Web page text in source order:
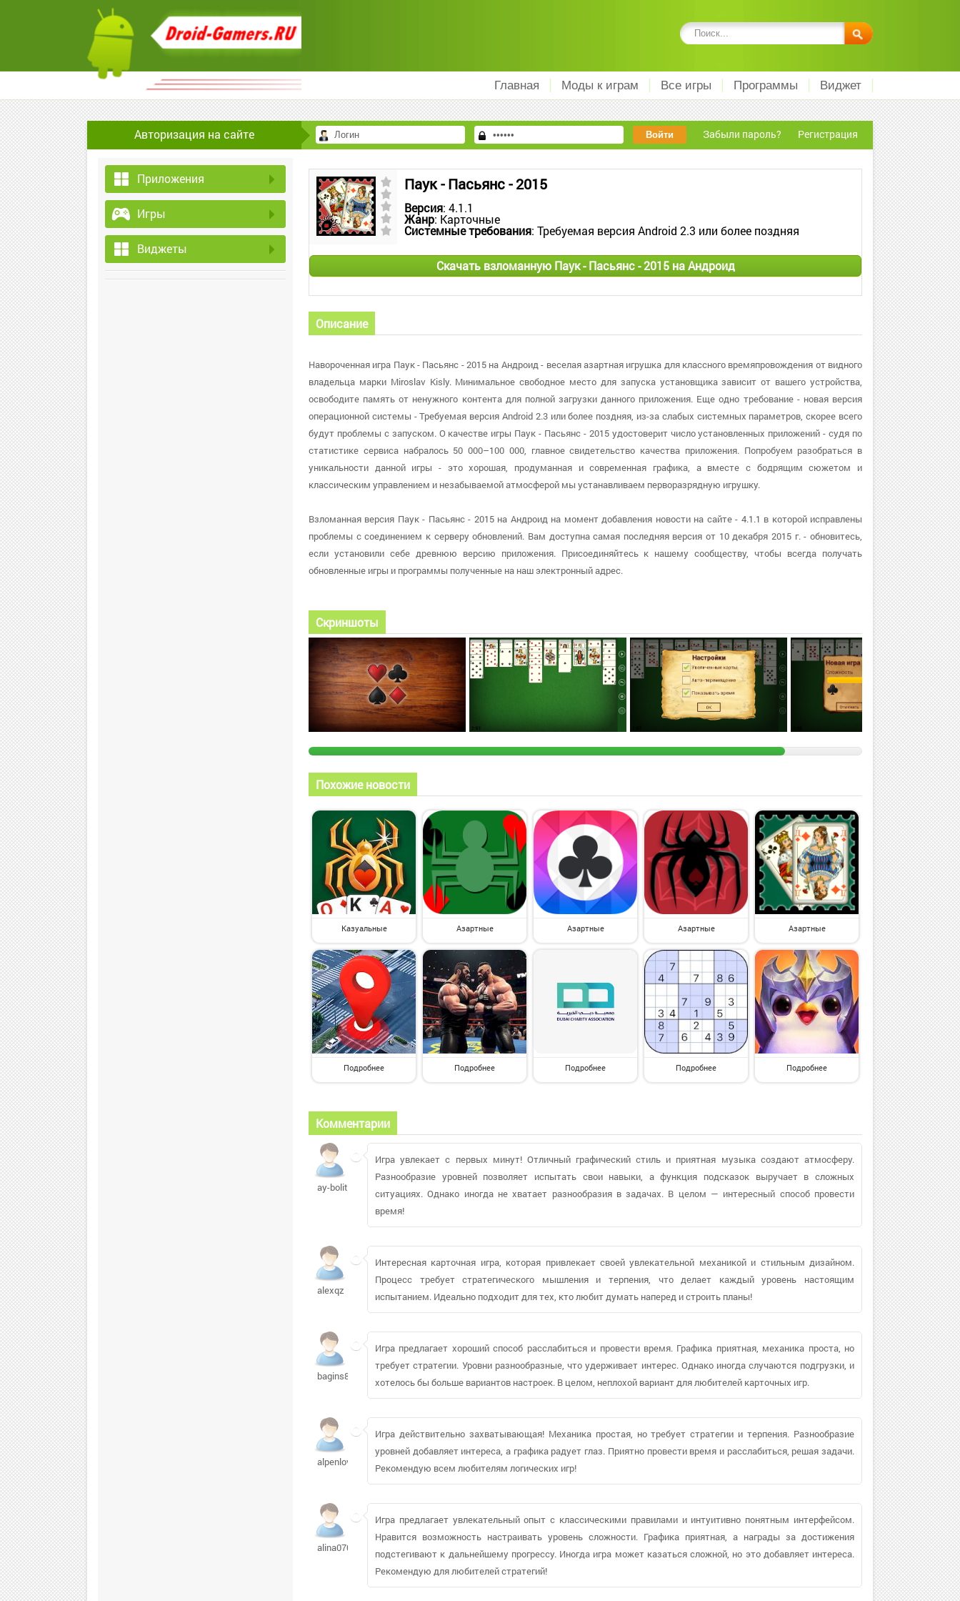
Главная Моды к играм Все игры Программы Виджет
Авторизация на сайте Забыли пароль? Регистрация
Приложения
Игры
Виджеты
Паук - Пасьянс - 2015
Версия: 4.1.1
Жанр: Карточные
Системные требования: Требуемая версия Android 2.3 или более поздняя
Скачать взломанную Паук - Пасьянс - 2015 на Андроид
Описание
Навороченная игра Паук - Пасьянс - 2015 на Андроид - веселая азартная игрушка для классного времяпровождения от видного
владельца марки Miroslav Kisly. Минимальное свободное место для запуска установщика зависит от вашего устройства,
освободите память от ненужного контента для полной загрузки данного приложения. Еще одно требование - новая версия
операционной системы - Требуемая версия Android 2.3 или более поздняя, из-за слабых системных параметров, скорее всего
будут проблемы с запуском. О качестве игры Паук - Пасьянс - 2015 удостоверит число установленных приложений - судя по
статистике сервиса набралось 50 000–100 000, главное свидетельство качества приложения. Попробуем разобраться в
уникальности данной игры - это хорошая, продуманная и современная графика, а вместе с бодрящим сюжетом и
классическим управлением и незабываемой атмосферой мы устанавливаем перворазрядную игрушку.
Взломанная версия Паук - Пасьянс - 2015 на Андроид на момент добавления новости на сайте - 4.1.1 в которой исправлены
проблемы с соединением к серверу обновлений. Вам доступна самая последняя версия от 10 декабря 2015 г. - обновитесь,
если установили себе древнюю версию приложения. Присоединяйтесь к нашему сообществу, чтобы всегда получать
обновленные игры и программы полученные на наш электронный адрес.
Скриншоты
Похожие новости
Казуальные Азартные Азартные Азартные Азартные
Подробнее Подробнее Подробнее Подробнее Подробнее
Комментарии
ay-bolit
Игра увлекает с первых минут! Отличный графический стиль и приятная музыка создают атмосферу.
Разнообразие уровней позволяет испытать свои навыки, а функция подсказок выручает в сложных
ситуациях. Однако иногда не хватает разнообразия в задачах. В целом — интересный способ провести
время!
alexqz
Интересная карточная игра, которая привлекает своей увлекательной механикой и стильным дизайном.
Процесс требует стратегического мышления и терпения, что делает каждый уровень настоящим
испытанием. Идеально подходит для тех, кто любит думать наперед и строить планы!
bagins88287
Игра предлагает хороший способ расслабиться и провести время. Графика приятная, механика проста, но
требует стратегии. Уровни разнообразные, что удерживает интерес. Однако иногда случаются подгрузки, и
хотелось бы больше вариантов настроек. В целом, неплохой вариант для любителей карточных игр.
alpenlover519
Игра действительно захватывающая! Механика простая, но требует стратегии и терпения. Разнообразие
уровней добавляет интереса, а графика радует глаз. Приятно провести время и расслабиться, решая задачи.
Рекомендую всем любителям логических игр!
alina0709329
Игра предлагает увлекательный опыт с классическими правилами и интуитивно понятным интерфейсом.
Нравится возможность настраивать уровень сложности. Графика приятная, а награды за достижения
подстегивают к дальнейшему прогрессу. Иногда игра может казаться сложной, но это добавляет интереса.
Рекомендую для любителей стратегий!